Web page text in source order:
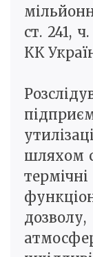
ст. 241,
КК
шляхом